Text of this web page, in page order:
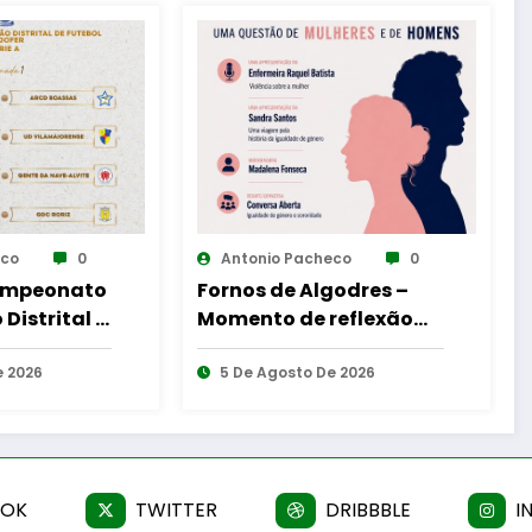
0
–
– Uma
e
2026
Antonio Pacheco 0
Reinauguração da
Cabine de Leitura em
Gouveia
6 De Agosto De 2026
TWITTER DRIBBBLE